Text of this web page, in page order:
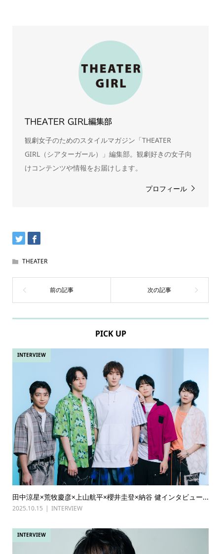
THEATER GIRL編集部
観劇女子のためのスタイルマガジン「THEATER
GIRL（シアターガール）」編集部。観劇好きの女子向
けコンテンツや情報をお届けします。
プロフィール
THEATER
PICK UP
INTERVIEW
田中涼星×荒牧慶彦×上山航平×櫻井圭登×納谷 健インタビュー...
2025.10.15 INTERVIEW
INTERVIEW